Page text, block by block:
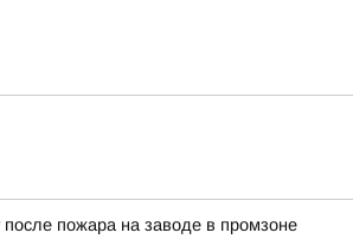
после пожара на заводе в промзоне